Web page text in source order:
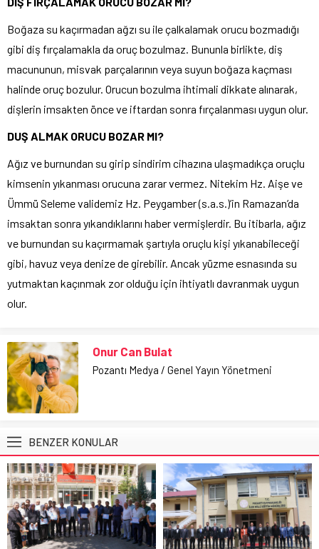
Boğaza su kaçırmadan ağzı su ile çalkalamak orucu bozmadığı
gibi diş fırçalamakla da oruç bozulmaz. Bununla birlikte, diş
macununun, misvak parçalarının veya suyun boğaza kaçması
halinde oruç bozulur. Orucun bozulma ihtimali dikkate alınarak,
dişlerin imsakten önce ve iftardan sonra fırçalanması uygun olur.
DUŞ ALMAK ORUCU BOZAR MI?
Ağız ve burnundan su girip sindirim cihazına ulaşmadıkça oruçlu
kimsenin yıkanması orucuna zarar vermez. Nitekim Hz. Aişe ve
Ümmü Seleme validemiz Hz. Peygamber (s.a.s.)’in Ramazan’da
imsaktan sonra yıkandıklarını haber vermişlerdir. Bu itibarla, ağız
ve burnundan su kaçırmamak şartıyla oruçlu kişi yıkanabileceği
gibi, havuz veya denize de girebilir. Ancak yüzme esnasında su
yutmaktan kaçınmak zor olduğu için ihtiyatlı davranmak uygun
olur.
Onur Can Bulat
Pozantı Medya / Genel Yayın Yönetmeni
BENZER KONULAR